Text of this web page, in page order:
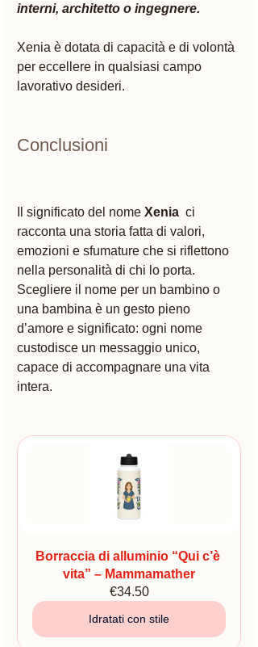
interni, architetto o ingegnere.
Xenia è dotata di capacità e di volontà
per eccellere in qualsiasi campo
lavorativo desideri.
Conclusioni
Il significato del nome Xenia ci
racconta una storia fatta di valori,
emozioni e sfumature che si riflettono
nella personalità di chi lo porta.
Scegliere il nome per un bambino o
una bambina è un gesto pieno
d’amore e significato: ogni nome
custodisce un messaggio unico,
capace di accompagnare una vita
intera.
Borraccia di alluminio “Qui c’è
vita” – Mammamather
€34.50
Idratati con stile